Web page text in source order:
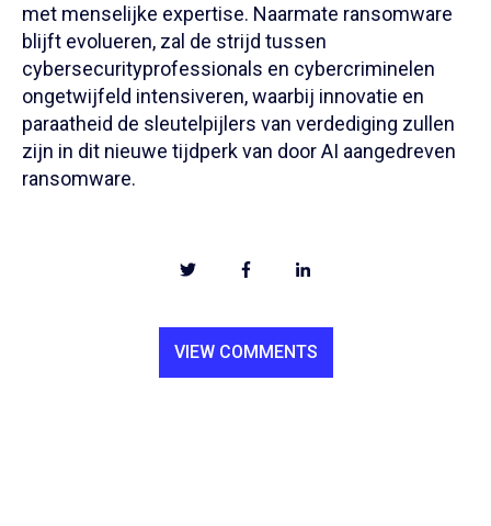
met menselijke expertise. Naarmate ransomware
blijft evolueren, zal de strijd tussen
cybersecurityprofessionals en cybercriminelen
ongetwijfeld intensiveren, waarbij innovatie en
paraatheid de sleutelpijlers van verdediging zullen
zijn in dit nieuwe tijdperk van door AI aangedreven
ransomware.
VIEW COMMENTS